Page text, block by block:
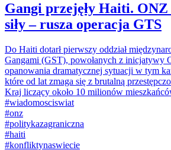
Gangi przejęły Haiti. ONZ
siły – rusza operacja GTS
Do Haiti dotarł pierwszy oddział
Gangami (GST), powołanych z inicjatywy
opanowania dramatycznej sytuacji w tym
które od lat zmaga się z brutalną
Kraj liczący około 10 milionów
#wiadomosciswiat
#onz
#politykazagraniczna
#haiti
#konfliktynaswiecie